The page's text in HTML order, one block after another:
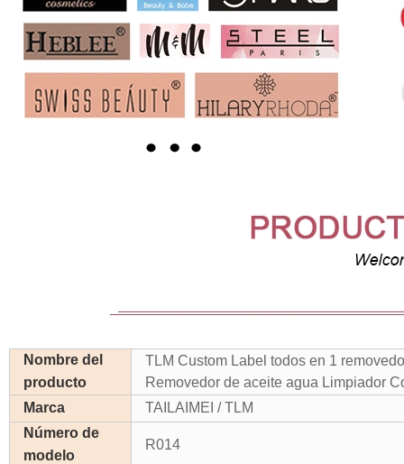
Nombre del
producto
TLM Custom Label todos en 1
Removedor de aceite agua Limpiador
Marca
TAILAIMEI / TLM
Número de
modelo
R014